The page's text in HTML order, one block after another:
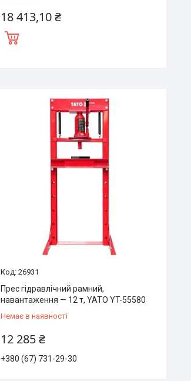
18 413,10 ₴
26931
Прес гідравлічний рамний,
навантаження — 12 т, YATO YT-55580
Немає в наявності
12 285 ₴
+380 (67) 731-29-30